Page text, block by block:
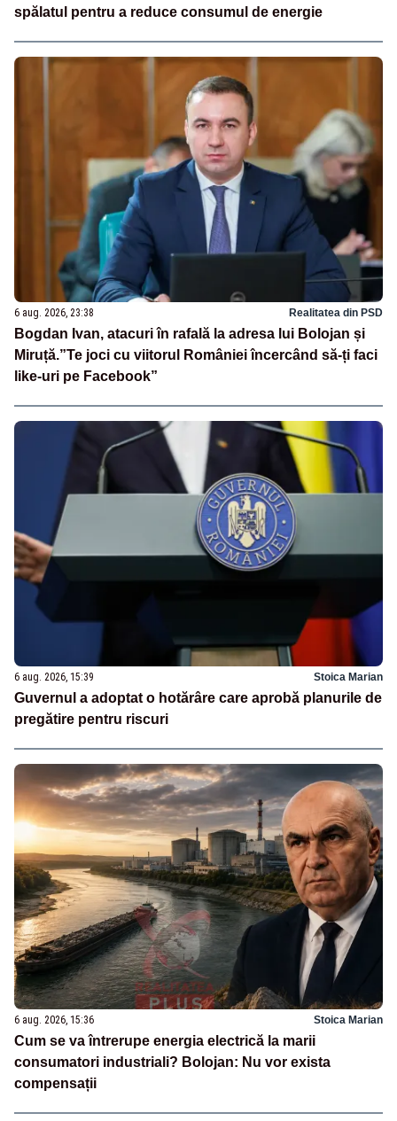
spălatul pentru a reduce consumul de energie
6 aug. 2026, 23:38 Realitatea din PSD
Bogdan Ivan, atacuri în rafală la adresa lui Bolojan și
Miruță.”Te joci cu viitorul României încercând să-ți faci
like-uri pe Facebook”
6 aug. 2026, 15:39 Stoica Marian
Guvernul a adoptat o hotărâre care aprobă planurile de
pregătire pentru riscuri
6 aug. 2026, 15:36 Stoica Marian
Cum se va întrerupe energia electrică la marii
consumatori industriali? Bolojan: Nu vor exista
compensații